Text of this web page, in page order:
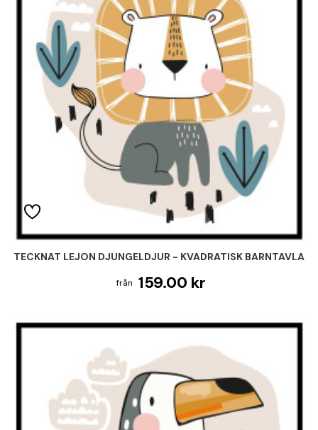
TECKNAT LEJON DJUNGELDJUR - KVADRATISK BARNTAVLA
159.00 kr